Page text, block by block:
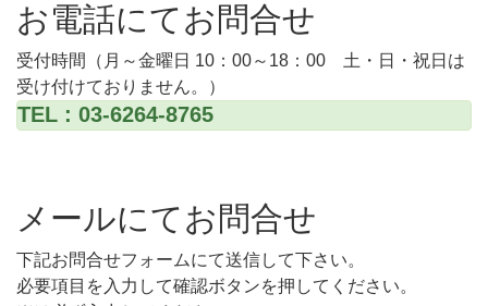
お電話にてお問合せ
受付時間（月～金曜日 10：00～18：00 土・日・祝日は
受け付けておりません。）
TEL : 03-6264-8765
メールにてお問合せ
下記お問合せフォームにて送信して下さい。
必要項目を入力して確認ボタンを押してください。